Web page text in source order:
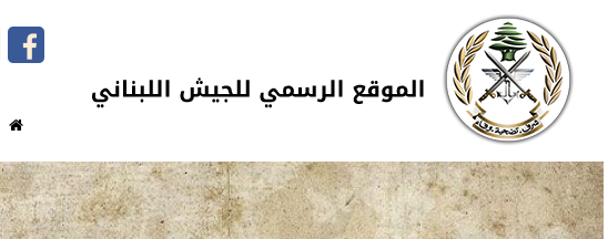
تجاوز إلى المحتوى الرئيسي
Skip to navigation